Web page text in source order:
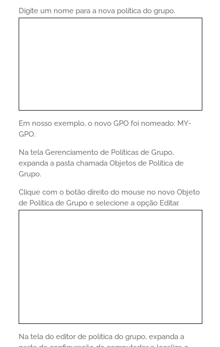
Digite um nome para a nova política do grupo.
Em nosso exemplo, o novo GPO foi nomeado: MY-
GPO.
Na tela Gerenciamento de Políticas de Grupo,
expanda a pasta chamada Objetos de Política de
Grupo.
Clique com o botão direito do mouse no novo Objeto
de Política de Grupo e selecione a opção Editar.
Na tela do editor de política do grupo, expanda a